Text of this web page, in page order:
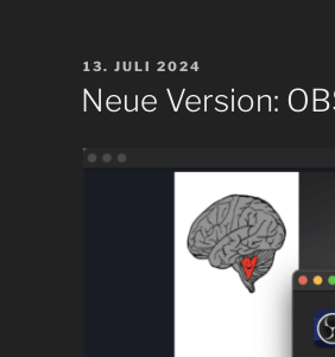
VERÖFFENTLICHT
AM
13. JULI 2024
Neue Version: